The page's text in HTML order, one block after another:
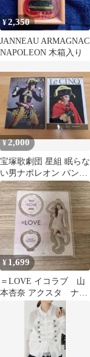
¥2,350
JANNEAU ARMAGNAC
NAPOLEON 木箱入り
¥2,000
宝塚歌劇団 星組 眠らな
い男ナポレオン パンフ
レット Le CINQ 柚月礼
音
¥ 1,699
＝LOVE イコラブ 山
本杏奈 アクスタ ナポ
レオン衣装